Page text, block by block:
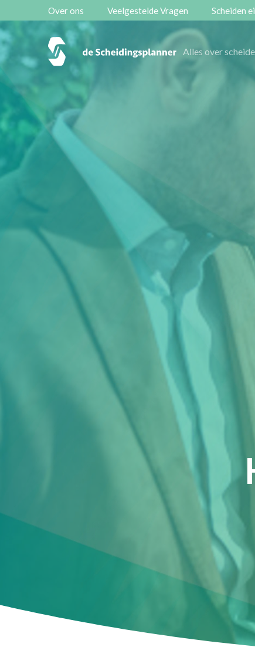
Over ons Veelgestelde Vragen Scheiden
Alles over
Alles over scheiden
Onze diensten
Vestigingen
Contact
Scheidingsboekje
Zoeken
Over ons
Veelgestelde Vragen
Scheiden eigen bedrijf
Thema van de maand
Artikel van de maand